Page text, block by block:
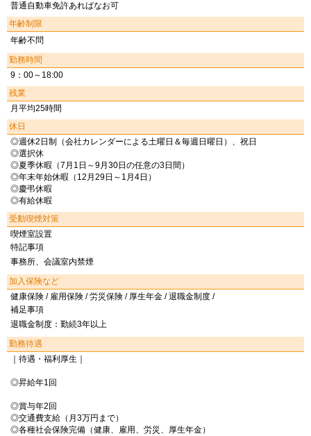
普通自動車免許あればなお可
年齢制限
年齢不問
勤務時間
9：00～18:00
残業
月平均25時間
休日
◎週休2日制（会社カレンダーによる土曜日＆毎週日曜日）、祝日
◎選択休
◎夏季休暇（7月1日～9月30日の任意の3日間）
◎年末年始休暇（12月29日～1月4日）
◎慶弔休暇
◎有給休暇
受動喫煙対策
喫煙室設置
特記事項
事務所、会議室内禁煙
加入保険など
健康保険 / 雇用保険 / 労災保険 / 厚生年金 / 退職金制度 /
補足事項
退職金制度：勤続3年以上
勤務待遇
｜待遇・福利厚生｜
◎昇給年1回
◎賞与年2回
◎交通費支給（月3万円まで）
◎各種社会保険完備（健康、雇用、労災、厚生年金）